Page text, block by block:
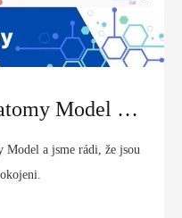
Zpětná vazba na Anatomy Model od britského zákazníka | MeCan Medical
Model a jsme rádi, že jsou